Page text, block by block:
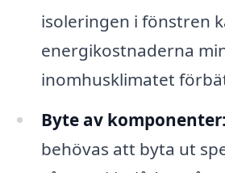
isoleringen i fönstren
energikostnaderna
inomhusklimatet
Byte av komponenter:
behövas att byta ut